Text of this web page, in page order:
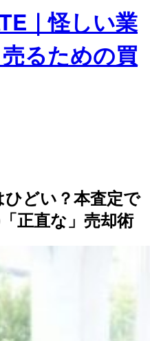
｜怪しい業
るための買
どい？本査定で
正直な」売却術